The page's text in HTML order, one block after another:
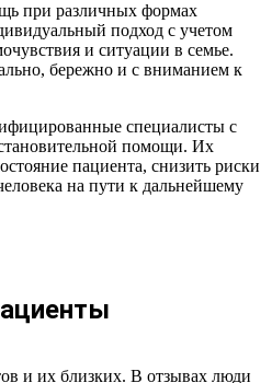
при различных формах
подход с учетом
и ситуации в семье.
бережно и с вниманием к
специалисты с
помощи. Их
пациента, снизить риски
на пути к дальнейшему
и их близких. В отзывах люди